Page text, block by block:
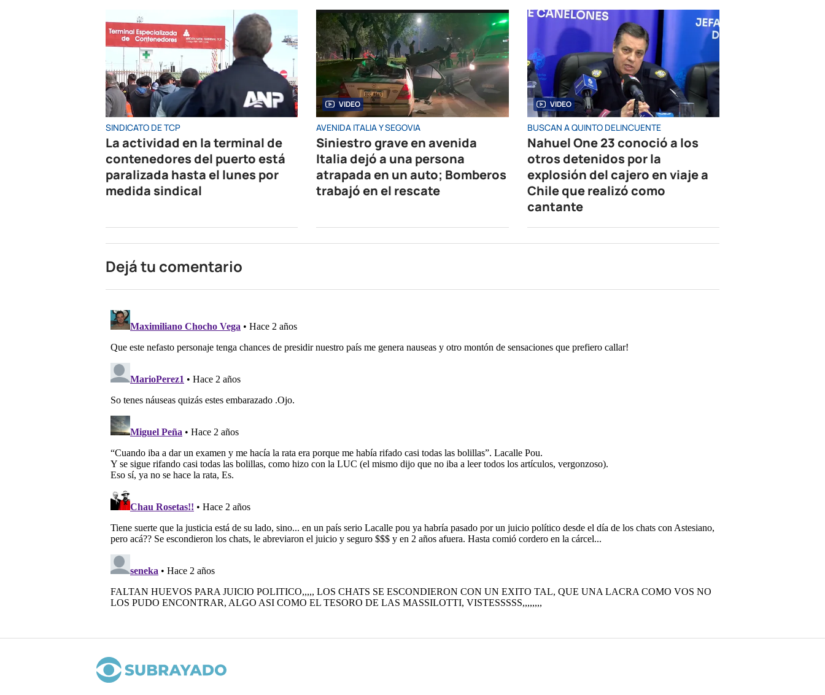
SINDICATO DE TCP
La actividad en la terminal de
contenedores del puerto está
paralizada hasta el lunes por
medida sindical
VIDEO
AVENIDA ITALIA Y SEGOVIA
Siniestro grave en avenida
Italia dejó a una persona
atrapada en un auto; Bomberos
trabajó en el rescate
VIDEO
BUSCAN A QUINTO DELINCUENTE
Nahuel One 23 conoció a los
otros detenidos por la
explosión del cajero en viaje a
Chile que realizó como
cantante
Dejá tu comentario